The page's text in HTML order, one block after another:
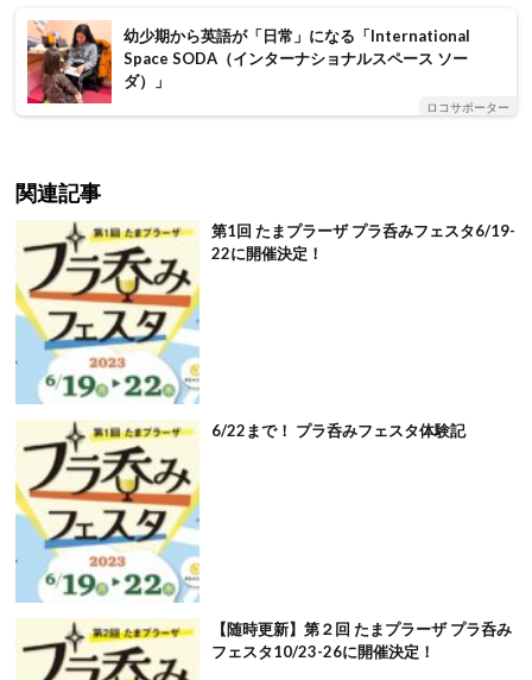
幼少期から英語が「日常」になる「International
Space SODA（インターナショナルスペース ソー
ダ）」
ロコサポーター
関連記事
第1回 たまプラーザ プラ呑みフェスタ6/19-
22に開催決定！
6/22まで！ プラ呑みフェスタ体験記
【随時更新】第２回 たまプラーザ プラ呑み
フェスタ10/23-26に開催決定！